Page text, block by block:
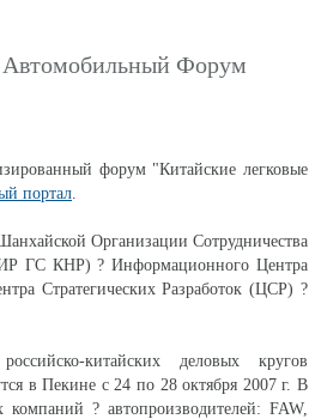
Автомобильный Форум
форум "Китайские легковые
портал.
Организации Сотрудничества
ГС КНР) ? Информационного Центра
Стратегических Разработок (ЦСР) ?
китайских деловых кругов
в Пекине с 24 по 28 октября 2007 г. В
? автопроизводителей: FAW,